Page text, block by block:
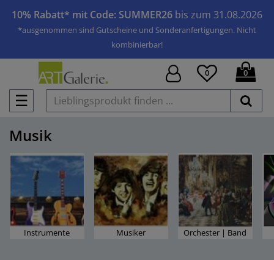
10% Rabatt* mit Code: SUMMER26 bis zum 31.08.2026
*ausgenommen sind Gutscheine und Sonderanfertigungen. Nicht
kombinierbar!
☰
0 0
Musik
Instrumente Musiker Orchester | Band